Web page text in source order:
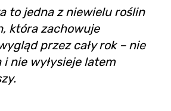
to jedna z niewielu roślin
która zachowuje
przez cały rok – nie
i nie wyłysieje latem